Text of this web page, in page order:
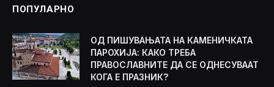
ПОПУЛАРНО
ОД ПИШУВАЊАТА НА КАМЕНИЧКАТА
ПАРОХИЈА: КАКО ТРЕБА
ПРАВОСЛАВНИТЕ ДА СЕ ОДНЕСУВААТ
КОГА Е ПРАЗНИК?